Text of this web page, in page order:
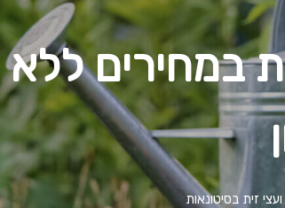
במחירים
זית בסיטונאות